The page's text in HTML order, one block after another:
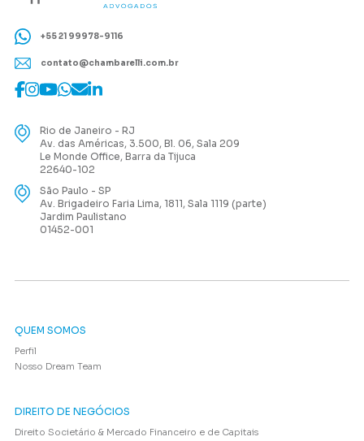
+55 21 99978-9116
contato@chambarelli.com.br
Rio de Janeiro - RJ
Av. das Américas, 3.500, Bl. 06, Sala 209
Le Monde Office, Barra da Tijuca
22640-102
São Paulo - SP
Av. Brigadeiro Faria Lima, 1811, Sala 1119 (parte)
Jardim Paulistano
01452-001
QUEM SOMOS
Perfil
Nosso Dream Team
DIREITO DE NEGÓCIOS
Direito Societário & Mercado Financeiro e de Capitais